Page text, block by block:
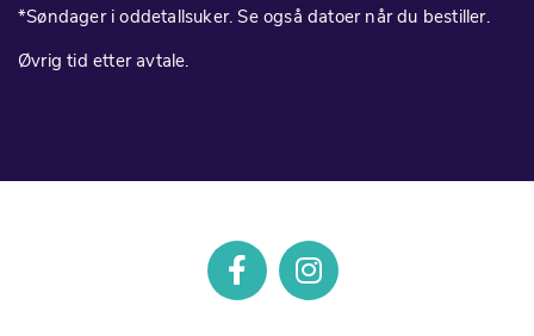
*Søndager i oddetallsuker. Se også datoer når du bestiller.
Øvrig tid etter avtale.